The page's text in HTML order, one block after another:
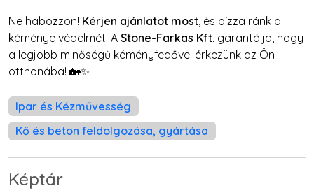
Ne habozzon! Kérjen ajánlatot most, és bízza ránk a
kéménye védelmét! A Stone-Farkas Kft. garantálja, hogy
a legjobb minőségű kéményfedővel érkezünk az Ön
otthonába! 🏡✨
Ipar és Kézművesség
Kő és beton feldolgozása, gyártása
Képtár